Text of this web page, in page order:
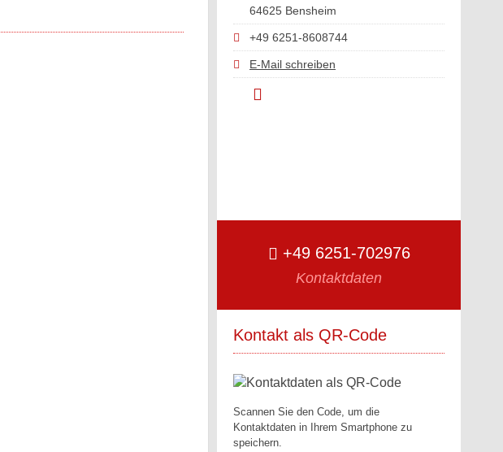
64625 Bensheim
+49 6251-8608744
E-Mail schreiben
+49 6251-702976
Kontaktdaten
Kontakt als QR-Code
Scannen Sie den Code, um die
Kontaktdaten in Ihrem Smartphone zu
speichern.